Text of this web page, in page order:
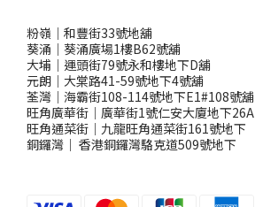
粉嶺｜和豐街33號地舖
葵涌｜葵涌廣場1樓B62號舖
大埔｜運頭街79號永和樓地下D舖
元朗｜大棠路41-59號地下4號舖
荃灣｜海霸街108-114號地下E1#108號舖
旺角廣華街｜廣華街1號仁安大廈地下26A
旺角通菜街｜九龍旺角通菜街161號地下
銅鑼灣 ｜ 香港銅鑼灣駱克道509號地下